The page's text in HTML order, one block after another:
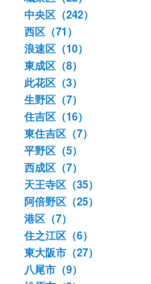
中央区（242）
西区（71）
浪速区（10）
東成区（8）
此花区（3）
生野区（7）
住吉区（16）
東住吉区（7）
平野区（5）
西成区（7）
天王寺区（35）
阿倍野区（25）
港区（7）
住之江区（6）
東大阪市（27）
八尾市（9）